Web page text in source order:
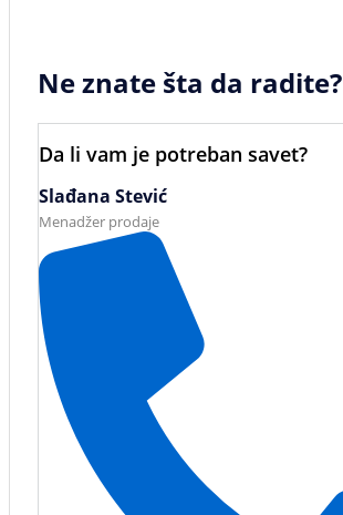
Ne znate šta da radite?
Da li vam je potreban savet?
Slađana Stević
Menadžer prodaje